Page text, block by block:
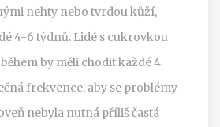
nehty nebo tvrdou kůží,
4-6 týdnů. Lidé s cukrovkou
by měli chodit každé 4
frekvence, aby se problémy
nebyla nutná příliš častá